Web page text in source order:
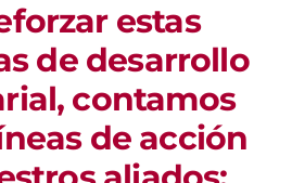
estas
de desarrollo
contamos
de acción